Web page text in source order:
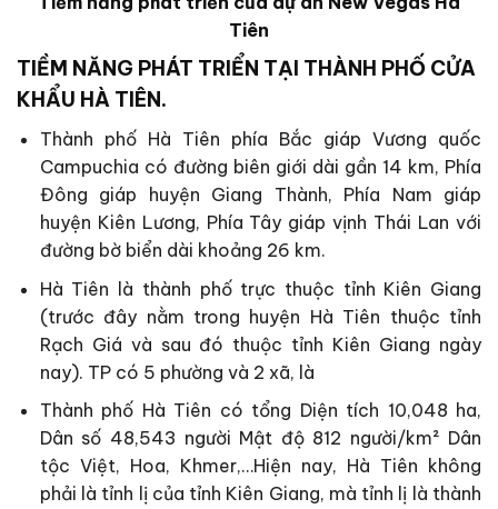
Tiên
TIỀM NĂNG PHÁT TRIỂN TẠI THÀNH PHỐ CỬA
KHẨU HÀ TIÊN.
Thành phố Hà Tiên phía Bắc giáp Vương quốc
Campuchia có đường biên giới dài gần 14 km, Phía
Đông giáp huyện Giang Thành, Phía Nam giáp
huyện Kiên Lương, Phía Tây giáp vịnh Thái Lan với
đường bờ biển dài khoảng 26 km.
Hà Tiên là thành phố trực thuộc tỉnh Kiên Giang
(trước đây nằm trong huyện Hà Tiên thuộc tỉnh
Rạch Giá và sau đó thuộc tỉnh Kiên Giang ngày
nay). TP có 5 phường và 2 xã, là
Thành phố Hà Tiên có tổng Diện tích 10,048 ha,
Dân số 48,543 người Mật độ 812 người/km² Dân
tộc Việt, Hoa, Khmer,…Hiện nay, Hà Tiên không
phải là tỉnh lị của tỉnh Kiên Giang, mà tỉnh lị là thành